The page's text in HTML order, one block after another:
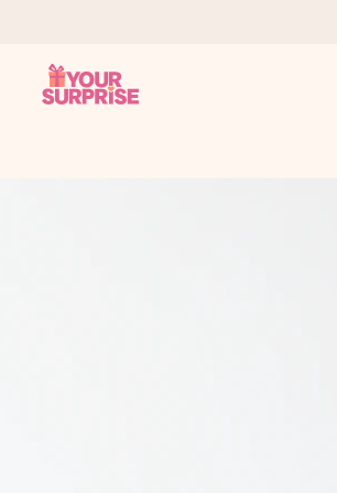
zum richtigen Zeitpunkt überreichen